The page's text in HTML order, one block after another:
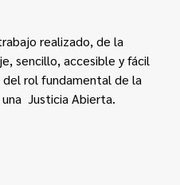
realizado, de la
sencillo, accesible y fácil
rol fundamental de la
Justicia Abierta.